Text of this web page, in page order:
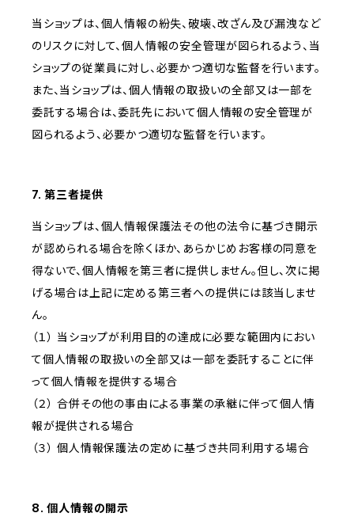
当ショップは、個人情報の紛失、破壊、改ざん及び漏洩など
のリスクに対して、個人情報の安全管理が図られるよう、当
ショップの従業員に対し、必要かつ適切な監督を行います。
また、当ショップは、個人情報の取扱いの全部又は一部を
委託する場合は、委託先において個人情報の安全管理が
図られるよう、必要かつ適切な監督を行います。
7. 第三者提供
当ショップは、個人情報保護法その他の法令に基づき開示
が認められる場合を除くほか、あらかじめお客様の同意を
得ないで、個人情報を第三者に提供しません。但し、次に掲
げる場合は上記に定める第三者への提供には該当しませ
ん。
（１） 当ショップが利用目的の達成に必要な範囲内におい
て個人情報の取扱いの全部又は一部を委託することに伴
って個人情報を提供する場合
（２） 合併その他の事由による事業の承継に伴って個人情
報が提供される場合
（３） 個人情報保護法の定めに基づき共同利用する場合
8. 個人情報の開示